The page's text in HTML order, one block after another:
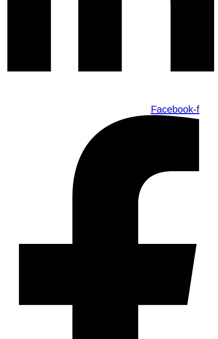
Facebook-f